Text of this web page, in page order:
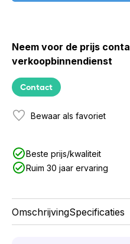
Neem voor de prijs
verkoopbinnendienst
Contact
Bewaar als favoriet
Beste prijs/kwaliteit
Ruim 30 jaar ervaring
OmschrijvingSpecificaties